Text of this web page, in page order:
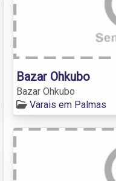
Bazar Ohkubo
Bazar Ohkubo
Varais em Palmas